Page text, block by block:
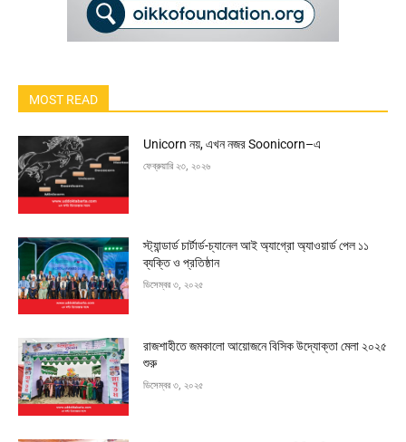
MOST READ
Unicorn নয়, এখন নজর Soonicorn–এ
ফেব্রুয়ারি ২৩, ২০২৬
স্ট্যান্ডার্ড চার্টার্ড-চ্যানেল আই অ্যাগ্রো অ্যাওয়ার্ড পেল ১১
ব্যক্তি ও প্রতিষ্ঠান
ডিসেম্বর ৩, ২০২৫
রাজশাহীতে জমকালো আয়োজনে বিসিক উদ্যোক্তা মেলা ২০২৫
শুরু
ডিসেম্বর ৩, ২০২৫